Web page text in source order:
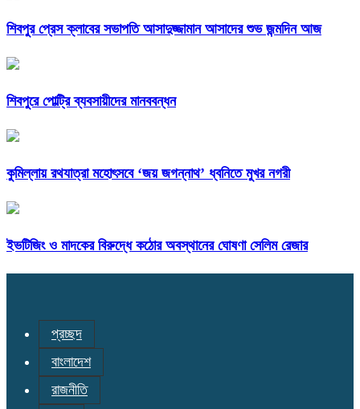
শিবপুর প্রেস ক্লাবের সভাপতি আসাদুজ্জামান আসাদের শুভ জন্মদিন আজ
শিবপুরে পোল্ট্রি ব্যবসায়ীদের মানববন্ধন
কুমিল্লায় রথযাত্রা মহোৎসবে ‘জয় জগন্নাথ’ ধ্বনিতে মুখর নগরী
ইভটিজিং ও মাদকের বিরুদ্ধে কঠোর অবস্থানের ঘোষণা সেলিম রেজার
প্রচ্ছদ
বাংলাদেশ
রাজনীতি